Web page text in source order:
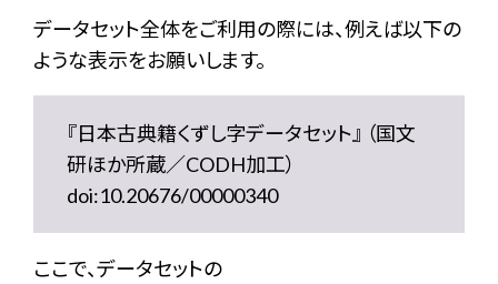
データセット全体をご利用の際には、例えば以下の
ような表示をお願いします。
『日本古典籍くずし字データセット』 （国文
研ほか所蔵／CODH加工）
doi:10.20676/00000340
ここで、データセットの